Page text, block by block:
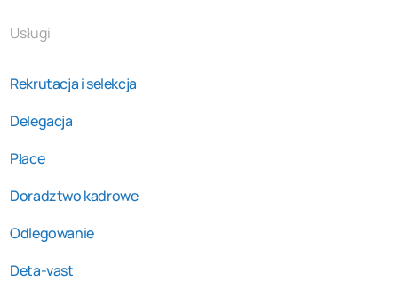
Usługi
Rekrutacja i selekcja
Delegacja
Płace
Doradztwo kadrowe
Odlegowanie
Deta-vast